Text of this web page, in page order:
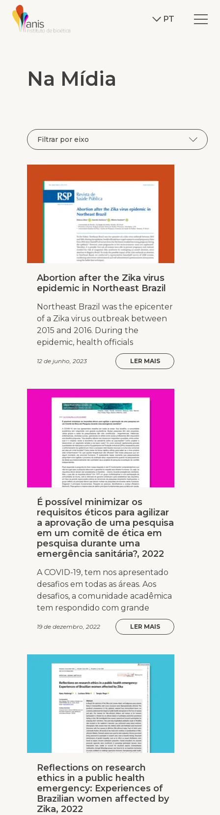
PT
Mídia
Na Mídia
Abortion after the Zika virus
epidemic in Northeast Brazil
Northeast Brazil was the epicenter
of a Zika virus outbreak between
2015 and 2016. During the
epidemic, health officials
12 de junho, 2023 LER MAIS
É possível minimizar os
requisitos éticos para agilizar
a aprovação de uma pesquisa
em um comitê de ética em
pesquisa durante uma
emergência sanitária?, 2022
A COVID-19, tem nos apresentado
desafios em todas as áreas. Aos
desafios, a comunidade acadêmica
tem respondido com grande
19 de dezembro, 2022 LER MAIS
Reflections on research
ethics in a public health
emergency: Experiences of
Brazilian women affected by
Zika, 2022